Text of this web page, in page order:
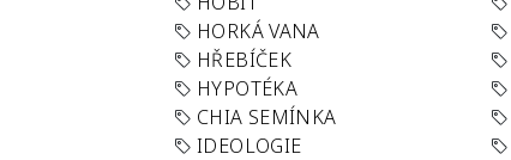
HORKÁ VANA
HŘEBÍČEK
HYPOTÉKA
CHIA SEMÍNKA
IDEOLOGIE